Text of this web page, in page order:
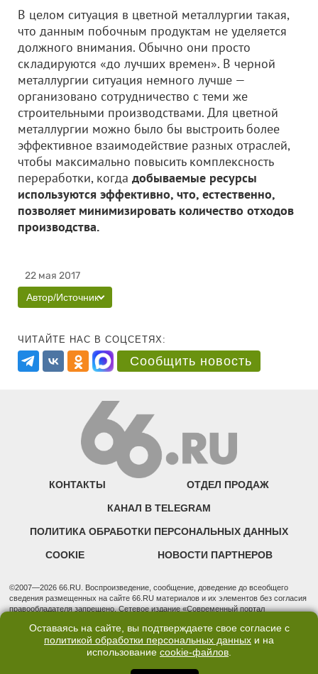
В целом ситуация в цветной металлургии такая,
что данным побочным продуктам не уделяется
должного внимания. Обычно они просто
складируются «до лучших времен». В черной
металлургии ситуация немного лучше —
организовано сотрудничество с теми же
строительными производствами. Для цветной
металлургии можно было бы выстроить более
эффективное взаимодействие разных отраслей,
чтобы максимально повысить комплексность
переработки, когда добываемые ресурсы
используются эффективно, что, естественно,
позволяет минимизировать количество отходов
производства.
22 мая 2017
Автор/Источник
ЧИТАЙТЕ НАС В СОЦСЕТЯХ:
Сообщить новость
КОНТАКТЫ ОТДЕЛ ПРОДАЖ
КАНАЛ В TELEGRAM
ПОЛИТИКА ОБРАБОТКИ ПЕРСОНАЛЬНЫХ ДАННЫХ
COOKIE НОВОСТИ ПАРТНЕРОВ
©2007—2026 66.RU. Воспроизведение, сообщение, доведение до всеобщего
сведения размещенных на сайте 66.RU материалов и их элементов без согласия
правообладателя запрещено. Сетевое издание «Современный портал
надзору в сфере связи, информационных технологий и массовых коммуникаций
(Роскомнадзор). Регистрационный номер ЭЛ № ФС 77 - 76634 от 02.09.2019
Учредитель: Общество с ограниченной ответственностью "66.ру". Юридический
Оставаясь на сайте, вы подтверждаете свое согласие с
политикой обработки персональных данных и на
использование cookie-файлов.